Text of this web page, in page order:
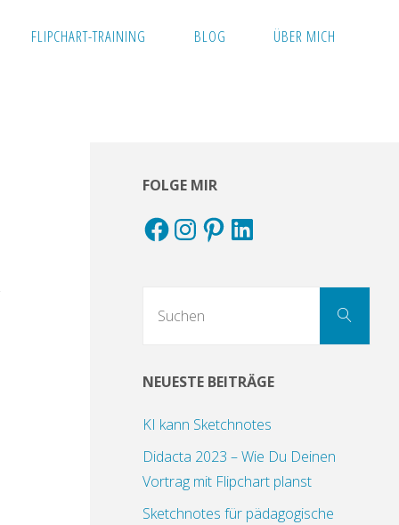
FLIPCHART-TRAINING BLOG ÜBER MICH
FOLGE MIR
FacebookInstagram
PinterestLinkedIn
Suchen
NEUESTE BEITRÄGE
KI kann Sketchnotes
Didacta 2023 – Wie Du Deinen
Vortrag mit Flipchart planst
Sketchnotes für pädagogische